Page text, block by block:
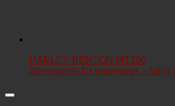
HARLEY BENTON MT100
Stimmgerät für unterwegs – billig